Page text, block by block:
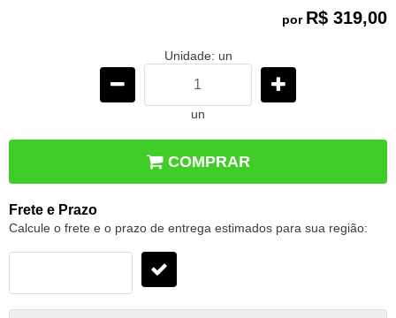
por R$ 319,00
Unidade: un
un
COMPRAR
Frete e Prazo
Calcule o frete e o prazo de entrega estimados para sua região: